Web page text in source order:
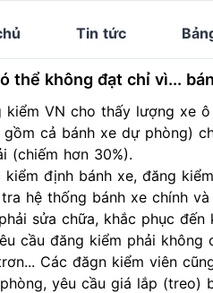
Tin tức
thể không đạt chỉ vì...
VN cho thấy lượng xe
cả bánh xe dự phòng)
(chiếm hơn 30%).
kiểm định bánh xe, đăng
hệ thống bánh xe chính
sửa chữa, khắc phục
cầu đăng kiểm phải
Các đăgn kiểm viên
yêu cầu giá lắp (treo)